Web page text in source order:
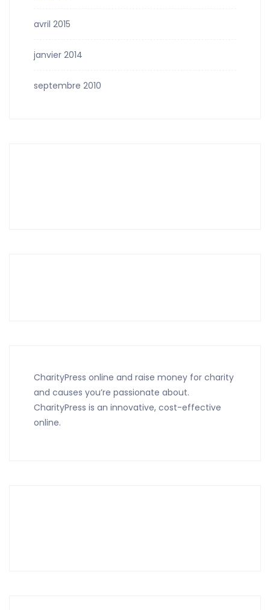
avril 2015
janvier 2014
septembre 2010
CharityPress online and raise money for charity
and causes you’re passionate about.
CharityPress is an innovative, cost-effective
online.